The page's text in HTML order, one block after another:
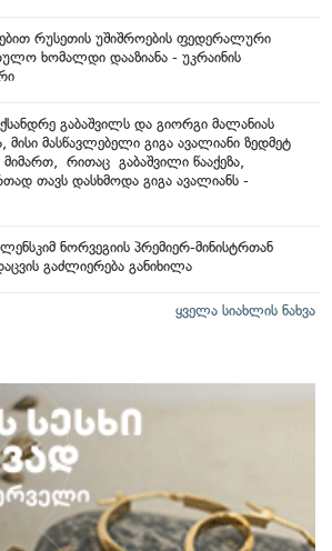
რუსეთის უშიშროების ფედერალური
ხომალდი დააზიანა - უკრაინის
გაბაშვილს და გიორგი მალანიას
მასწავლებელი გიგა ავალიანი ზედმეტ
მიმართ, რითაც გაბაშვილი წააქეზა,
თავს დასხმოდა გიგა ავალიანს -
ნორვეგიის პრემიერ-მინისტრთან
გაძლიერება განიხილა
ყველა სიახლის ნახვა